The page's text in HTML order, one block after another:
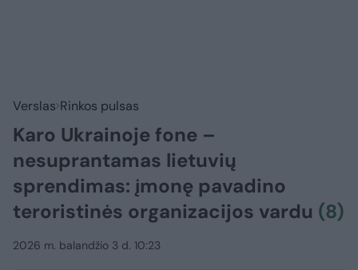
Verslas Rinkos pulsas
Karo Ukrainoje fone –
nesuprantamas lietuvių
sprendimas: įmonę pavadino ​
teroristinės organizacijos vardu (8)
2026 m. balandžio 3 d. 10:23